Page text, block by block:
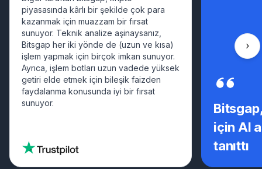
piyasasında kârlı bir şekilde çok para
kazanmak için muazzam bir fırsat
sunuyor. Teknik analize aşinaysanız,
Bitsgap her iki yönde de (uzun ve kısa)
işlem yapmak için birçok imkan sunuyor.
Ayrıca, işlem botları uzun vadede yüksek
getiri elde etmek için bileşik faizden
faydalanma konusunda iyi bir fırsat
sunuyor.
için AI
tanıttı